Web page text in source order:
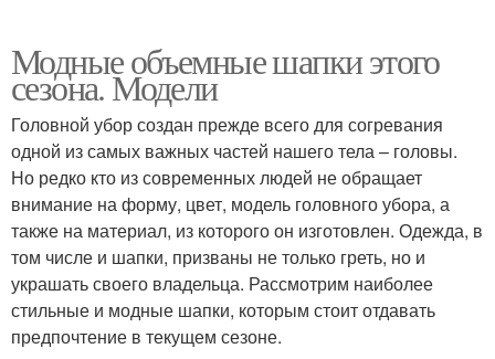
Модные объемные шапки этого
сезона. Модели
Головной убор создан прежде всего для согревания
одной из самых важных частей нашего тела – головы.
Но редко кто из современных людей не обращает
внимание на форму, цвет, модель головного убора, а
также на материал, из которого он изготовлен. Одежда, в
том числе и шапки, призваны не только греть, но и
украшать своего владельца. Рассмотрим наиболее
стильные и модные шапки, которым стоит отдавать
предпочтение в текущем сезоне.